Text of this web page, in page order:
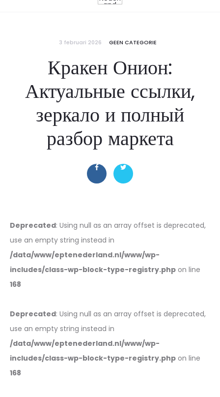
3 februari 2026 GEEN CATEGORIE
Кракен Онион:
Актуальные ссылки,
зеркало и полный
разбор маркета
Deprecated: Using null as an array offset is deprecated,
use an empty string instead in
/data/www/eptenederland.nl/www/wp-
includes/class-wp-block-type-registry.php on line
168
Deprecated: Using null as an array offset is deprecated,
use an empty string instead in
/data/www/eptenederland.nl/www/wp-
includes/class-wp-block-type-registry.php on line
168